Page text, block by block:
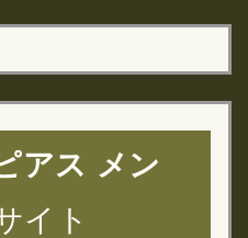
アス メン
イト